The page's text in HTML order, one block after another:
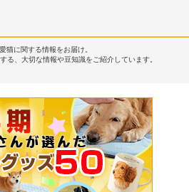
に関する情報をお届け。
る、大切な情報や豆知識をご紹介しています。